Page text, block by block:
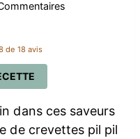
de 18 avis
dans ces saveurs
de crevettes pil pil